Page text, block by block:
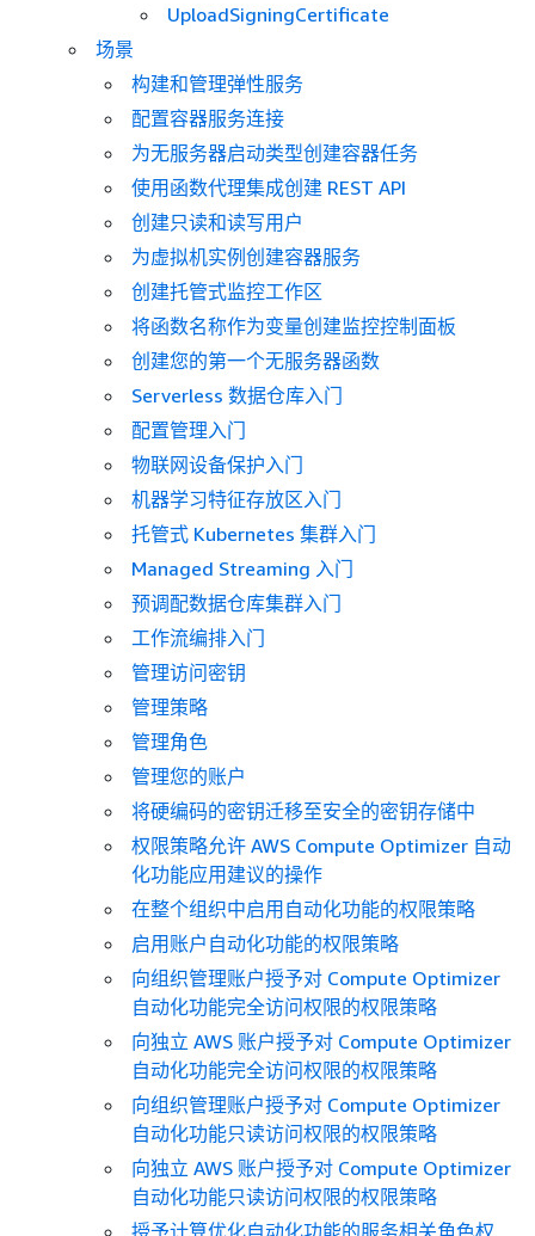
UploadSigningCertificate
场景
构建和管理弹性服务
配置容器服务连接
为无服务器启动类型创建容器任务
使用函数代理集成创建 REST API
创建只读和读写用户
为虚拟机实例创建容器服务
创建托管式监控工作区
将函数名称作为变量创建监控控制面板
创建您的第一个无服务器函数
Serverless 数据仓库入门
配置管理入门
物联网设备保护入门
机器学习特征存放区入门
托管式 Kubernetes 集群入门
Managed Streaming 入门
预调配数据仓库集群入门
工作流编排入门
管理访问密钥
管理策略
管理角色
管理您的账户
将硬编码的密钥迁移至安全的密钥存储中
权限策略允许 AWS Compute Optimizer 自动
化功能应用建议的操作
在整个组织中启用自动化功能的权限策略
启用账户自动化功能的权限策略
向组织管理账户授予对 Compute Optimizer
自动化功能完全访问权限的权限策略
向独立 AWS 账户授予对 Compute Optimizer
自动化功能完全访问权限的权限策略
向组织管理账户授予对 Compute Optimizer
自动化功能只读访问权限的权限策略
向独立 AWS 账户授予对 Compute Optimizer
自动化功能只读访问权限的权限策略
授予计算优化自动化功能的服务相关角色权